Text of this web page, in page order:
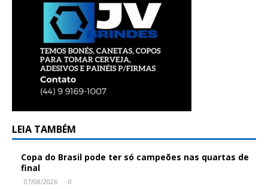
LEIA TAMBÉM
Copa do Brasil pode ter só campeões nas quartas de
final
07/08/2026 0